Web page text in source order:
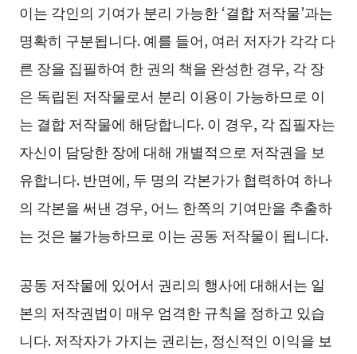
이는 각인의 기여가 분리 가능한 ‘결합 저작물’과는
명확히 구분됩니다. 예를 들어, 여러 저자가 각각 다
른 장을 집필하여 한 권의 책을 완성한 경우, 각 장
은 독립된 저작물로서 분리 이용이 가능하므로 이
는 결합 저작물에 해당합니다. 이 경우, 각 집필자는
자신이 담당한 장에 대해 개별적으로 저작권을 보
유합니다. 반면에, 두 명의 각본가가 협력하여 하나
의 각본을 써낸 경우, 어느 한쪽의 기여만을 추출하
는 것은 불가능하므로 이는 공동 저작물이 됩니다.
공동 저작물에 있어서 권리의 행사에 대해서는 일
본의 저작권법이 매우 엄격한 규칙을 정하고 있습
니다. 저작자가 가지는 권리는, 정신적인 이익을 보